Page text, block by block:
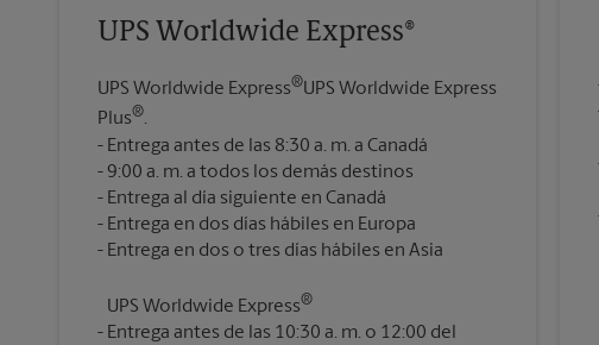
UPS Worldwide Express®
UPS Worldwide Express®UPS Worldwide Express
Plus®.
Entrega antes de las 8:30 a. m. a Canadá
9:00 a. m. a todos los demás destinos
Entrega al día siguiente en Canadá
Entrega en dos días hábiles en Europa
UPS Worldwide Express®
Entrega antes de las 10:30 a. m. o 12:00 del